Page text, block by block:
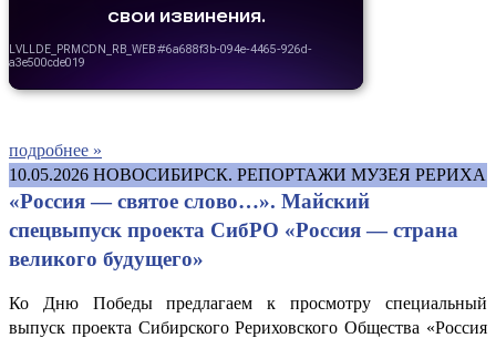
подробнее »
10.05.2026 НОВОСИБИРСК. РЕПОРТАЖИ МУЗЕЯ РЕРИХА
«Россия — святое слово…». Майский
спецвыпуск проекта СибРО «Россия — страна
великого будущего»
Ко Дню Победы предлагаем к просмотру специальный
выпуск проекта Сибирского Рериховского Общества «Россия